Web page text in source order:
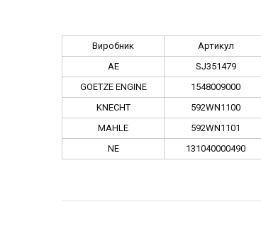
Виробник Артикул
AE
SJ351479
GOETZE ENGINE
1548009000
KNECHT
592WN1100
MAHLE
592WN1101
NE
131040000490